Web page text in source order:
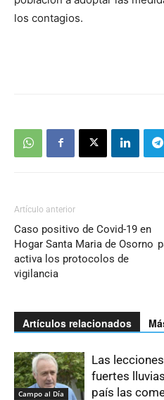
los contagios.
Artículo anterior
Caso positivo de Covid-19 en
Hogar Santa Maria de Osorno
activa los protocolos de
vigilancia
Artículos relacionados
Campo al Día
Las
fuertes
país las